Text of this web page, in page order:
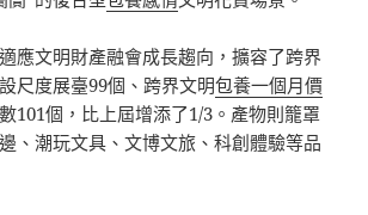
應文明財產融會成長趨向，擴容了跨界
尺度展臺99個、跨界文明包養一個月價
101個，比上屆增添了1/3。產物則籠罩
、潮玩文具、文博文旅、科創體驗等品